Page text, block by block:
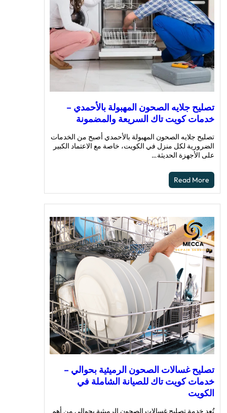
تصليح جلايه الصحون المهبولة بالأحمدي –
خدمات كويت تاك السريعة والمضمونة
تصليح جلايه الصحون المهبولة بالأحمدي أصبح من الخدمات
الضرورية لكل منزل في الكويت، خاصة مع الاعتماد الكبير
على الأجهزة الحديثة…
Read More
تصليح غسالات الصحون الرميثية بحوالي –
خدمات كويت تاك للصيانة الشاملة في
الكويت
تُعد خدمة تصليح غسالات الصحون الرميثية بحوالي من أهم